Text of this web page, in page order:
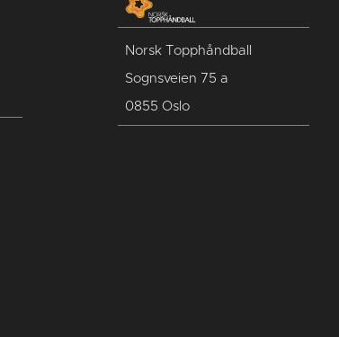
Norsk Topphåndball
Sognsveien 75 a
0855 Oslo